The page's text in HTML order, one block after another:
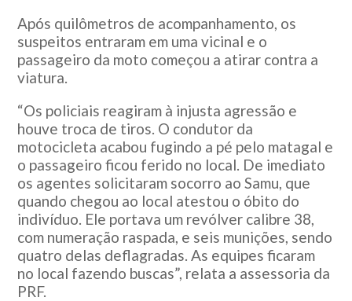
Após quilômetros de acompanhamento, os
suspeitos entraram em uma vicinal e o
passageiro da moto começou a atirar contra a
viatura.
“Os policiais reagiram à injusta agressão e
houve troca de tiros. O condutor da
motocicleta acabou fugindo a pé pelo matagal e
o passageiro ficou ferido no local. De imediato
os agentes solicitaram socorro ao Samu, que
quando chegou ao local atestou o óbito do
indivíduo. Ele portava um revólver calibre 38,
com numeração raspada, e seis munições, sendo
quatro delas deflagradas. As equipes ficaram
no local fazendo buscas”, relata a assessoria da
PRF.